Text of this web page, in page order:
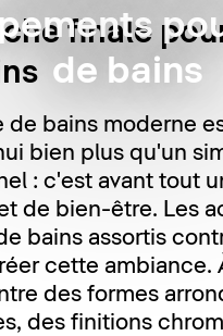
de bains
finale
de bains moderne
bien plus qu'un
: c'est avant tout
de bien-être. Les
bains assortis
cette ambiance.
des formes
des finitions